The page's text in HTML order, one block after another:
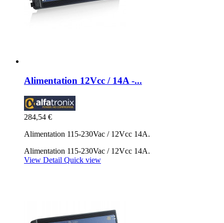
Alimentation 12Vcc / 14A -...
284,54 €
Alimentation 115-230Vac / 12Vcc 14A.
Alimentation 115-230Vac / 12Vcc 14A.
View Detail Quick view